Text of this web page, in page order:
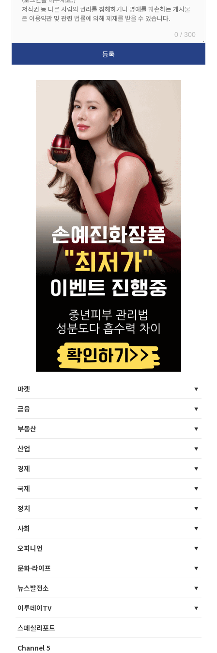
0 / 300
마켓
금융
부동산
산업
경제
국제
정치
사회
오피니언
문화·라이프
뉴스발전소
이투데이TV
스페셜리포트
Channel 5